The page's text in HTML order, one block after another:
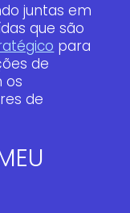
juntas em
que são
para
de
os
de